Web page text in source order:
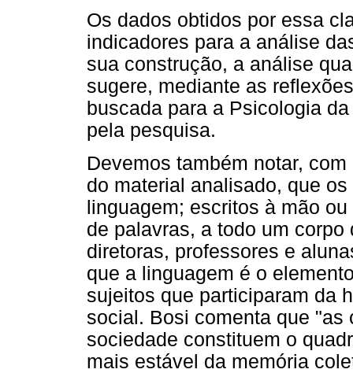
Os dados obtidos por essa
indicadores para a análise
sua construção, a análise
sugere, mediante as
buscada para a Psicologia
pela pesquisa.
Devemos também notar,
do material analisado, que
linguagem; escritos à mão
de palavras, a todo um
diretoras, professores e
que a linguagem é o
sujeitos que participaram da
social. Bosi comenta que
sociedade constituem o
mais estável da memória